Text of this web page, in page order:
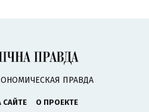
ПРАВДА
САЙТЕ
О ПРОЕКТЕ